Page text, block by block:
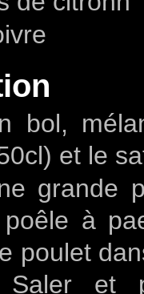
bol,
et le
grande
à
poulet
Saler et